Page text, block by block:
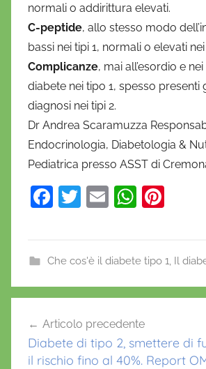
normali o addirittura elevati.
C-peptide, allo stesso modo
bassi nei tipi 1, normali o elevati nei
Complicanze, mai all’esordio e
diabete nei tipo 1, spesso presenti
diagnosi nei tipi 2.
Dr Andrea Scaramuzza
Endocrinologia, Diabetologia &
Pediatrica presso ASST di
F
e
b
o
k
T
er
E
l
W
s
A
p
e
st
Che cos'è il diabete tipo 1, Il
A
r
articoli
Articolo precedente
Diabete di tipo 2, smettere di
il rischio fino al 40%. Report